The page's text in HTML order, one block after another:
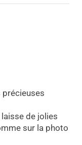
précieuses
de jolies
sur la photo